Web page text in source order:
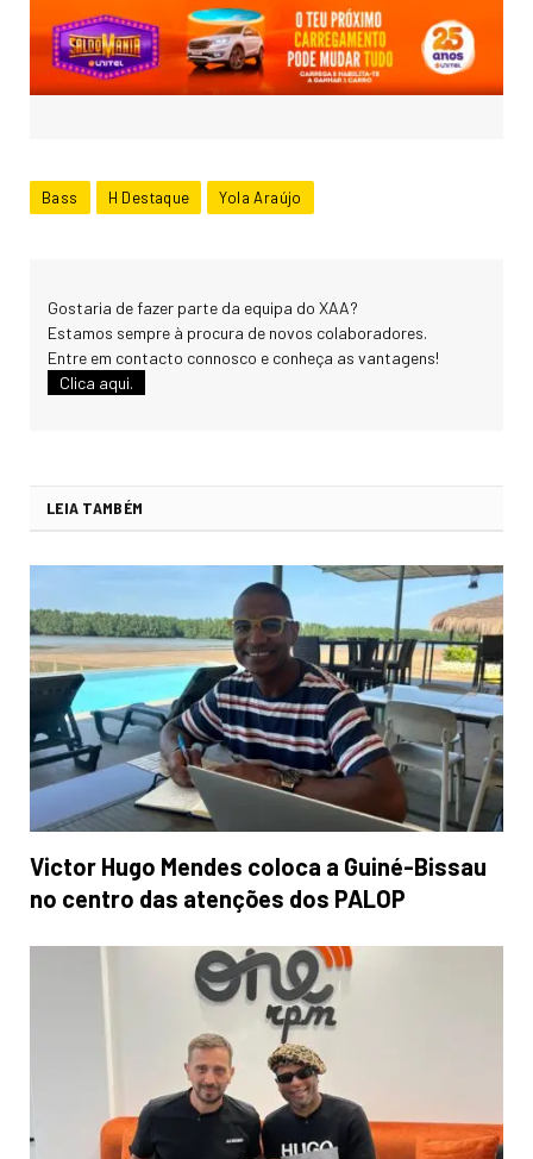
Bass H Destaque Yola Araújo
Gostaria de fazer parte da equipa do XAA?
Estamos sempre à procura de novos colaboradores.
Entre em contacto connosco e conheça as vantagens!
Clica aqui.
LEIA TAMBÉM
Victor Hugo Mendes coloca a Guiné-Bissau
no centro das atenções dos PALOP